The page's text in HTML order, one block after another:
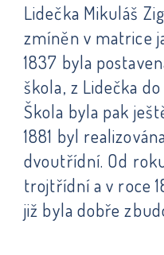
Lidečka Mikuláš
zmíněn v matrice
1837 byla
škola, z Lidečka
Škola byla pak
1881 byl
dvoutřídní. Od
trojtřídní a v roce
již byla dobře